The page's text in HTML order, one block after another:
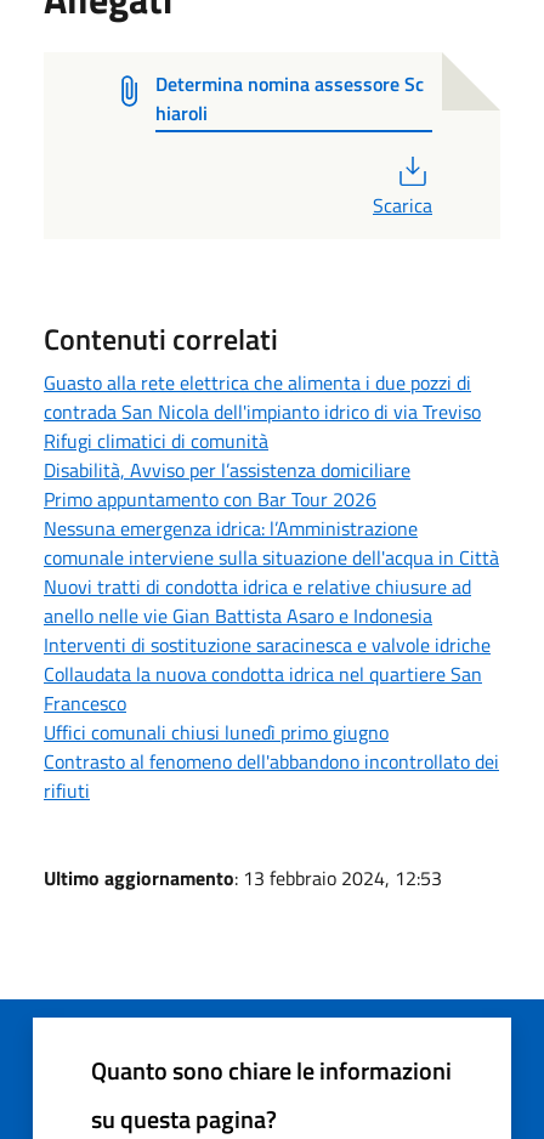
Determina nomina assessore Sc
hiaroli
Scarica
Contenuti correlati
Guasto alla rete elettrica che alimenta i due pozzi di
contrada San Nicola dell'impianto idrico di via Treviso
Rifugi climatici di comunità
Disabilità, Avviso per l’assistenza domiciliare
Primo appuntamento con Bar Tour 2026
Nessuna emergenza idrica: l’Amministrazione
comunale interviene sulla situazione dell'acqua in Città
Nuovi tratti di condotta idrica e relative chiusure ad
anello nelle vie Gian Battista Asaro e Indonesia
Interventi di sostituzione saracinesca e valvole idriche
Collaudata la nuova condotta idrica nel quartiere San
Francesco
Uffici comunali chiusi lunedì primo giugno
Contrasto al fenomeno dell'abbandono incontrollato dei
rifiuti
Ultimo aggiornamento: 13 febbraio 2024, 12:53
Quanto sono chiare le informazioni
su questa pagina?